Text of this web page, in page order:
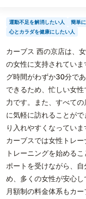
運動不足を解消したい人
簡単
心とカラダを健康にしたい人
カーブス 西の京店は、
の女性に支持されてい
グ時間がわずか30分で
できるため、忙しい女
力です。また、すべて
に気軽に訪れることが
り入れやすくなっていま
カーブスでは女性トレ
トレーニングを始める
ポートを受けながら、
め、多くの女性が安心し
月額制の料金体系もカ